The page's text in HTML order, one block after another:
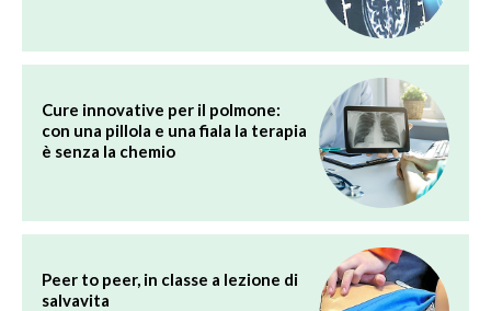
Cure innovative per il polmone:
con una pillola e una fiala la terapia
è senza la chemio
Peer to peer, in classe a lezione di
salvavita